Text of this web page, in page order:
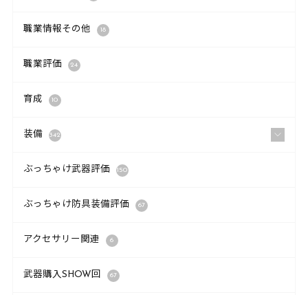
職業情報その他 18
職業評価 24
育成 10
装備 342
ぶっちゃけ武器評価 150
ぶっちゃけ防具装備評価 67
アクセサリー関連 6
武器購入SHOW回 67